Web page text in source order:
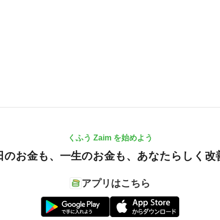
くふう Zaim を始めよう
のお金も、 一生のお金も、 あなたらしく改
アプリはこちら